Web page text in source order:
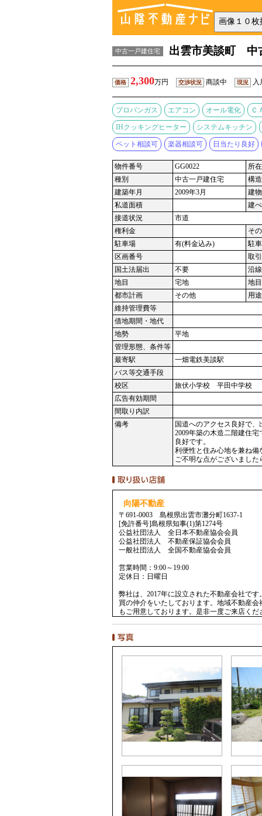
中古一戸建住宅 出雲市美談町 中
価格 2,300万円 交渉状況 商談中 現況
プロパンガス エアコン オール電化 Ｃ
IHクッキングヒーター システムキッチン
ペット相談可 楽器相談可 日当たり良好
物件番号 GG0022
所
種別
中古一戸建住宅
構造
建築年月
2009年3月
建
私道面積
建
接道状況
市道
権利金
そ
駐車場
有(料金込み)
駐
区画番号
取
国土法届出
不要
沿
地目
宅地
地
都市計画
その他
用
維持管理費等
借地期間・地代
地勢
平地
管理形態、条件等
最寄駅
一畑電鉄美談駅
バス等交通手段
校区
旅伏小学校 平田中学校
広告有効期間
間取り内訳
備考
国道へのアクセス良好で
2009年築の木造二階建住
良好です。
利便性と住み心地を兼ね
ご不明な点がございまし
向陽不動産
〒691-0003 島根県出雲市灘分町1637-1
[免許番号]島根県知事(1)第1274号
公益社団法人 全日本不動産協会会員
公益社団法人 不動産保証協会会員
一般社団法人 全国不動産協会会員
営業時間：9:00～19:00
定休日：日曜日
弊社は、2017年に設立された不動産会社で
買の仲介をいたしております。地域不動産
もご用意しております。是非一度ご来店くだ